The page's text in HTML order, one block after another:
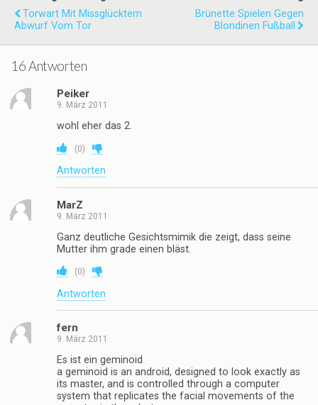
Torwart Mit Missglücktem
Abwurf Vom Tor
Brünette Spielen Gegen
Blondinen Fußball
16 Antworten
Peiker
9. März 2011
wohl eher das 2.
(0)
Antworten
MarZ
9. März 2011
Ganz deutliche Gesichtsmimik die zeigt, dass seine
Mutter ihm grade einen bläst.
(0)
Antworten
fern
9. März 2011
Es ist ein geminoid
a geminoid is an android, designed to look exactly as
its master, and is controlled through a computer
system that replicates the facial movements of the